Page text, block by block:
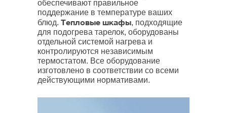
обеспечивают правильное
поддержание в температуре ваших
блюд. Тепловые шкафы, подходящие
для подогрева тарелок, оборудованы
отдельной системой нагрева и
контролируются независимым
термостатом. Все оборудование
изготовлено в соответствии со всеми
действующими нормативами.